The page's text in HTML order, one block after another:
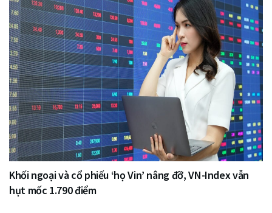
Khối ngoại và cổ phiếu ‘họ Vin’ nâng đỡ, VN-Index vẫn
hụt mốc 1.790 điểm